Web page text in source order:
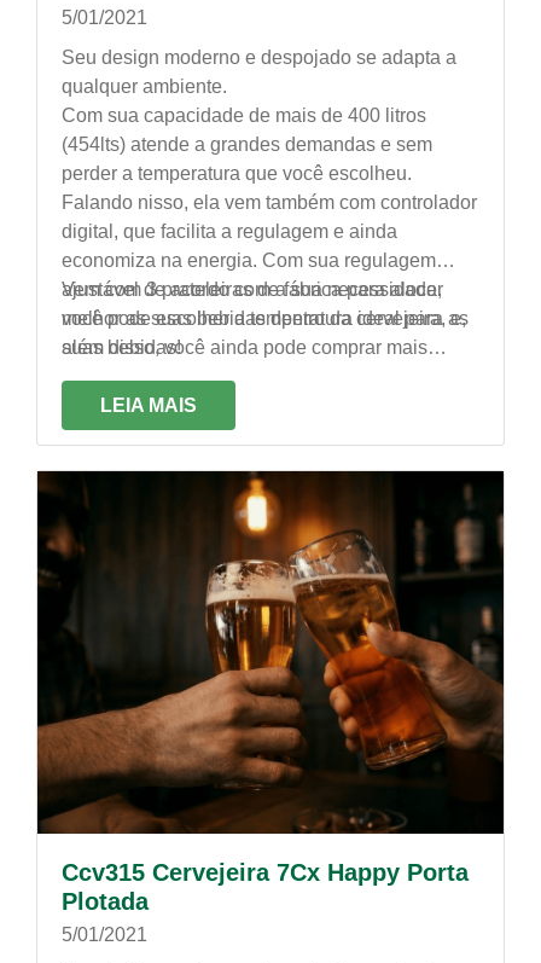
5/01/2021
Seu design moderno e despojado se adapta a
qualquer ambiente.
Com sua capacidade de mais de 400 litros
(454lts) atende a grandes demandas e sem
perder a temperatura que você escolheu.
Falando nisso, ela vem também com controlador
digital, que facilita a regulagem e ainda
economiza na energia. Com sua regulagem
ajustável de acordo com a sua necessidade,
você pode escolher a temperatura ideal para as
suas bebidas!
Vem com 3 prateleiras de fábrica para alocar
melhor as suas bebidas dentro da cervejeira, e,
além disso, você ainda pode comprar mais
prateleiras individualmente, caso sinta
necessidade.
LEIA MAIS
Ccv315 Cervejeira 7Cx Happy Porta
Plotada
5/01/2021